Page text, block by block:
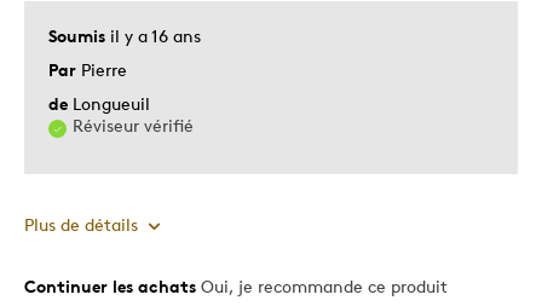
Soumis il y a 16 ans
Par Pierre
de Longueuil
Réviseur vérifié
Plus de détails
Le pour
Continuer les achats Oui, je recommande ce produit